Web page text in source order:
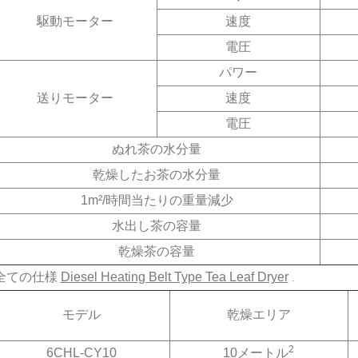
駆動モーター
速度
電圧
送りモーター
パワー
速度
電圧
ぬれ茶の水分量
乾燥したお茶の水分量
1m²/時間当たりの重量減少
水出し茶の容量
乾燥茶の容量
ての仕様 Diesel Heating Belt Type Tea Leaf Dryer .
モデル 乾燥エリア
6CHL-CY10 10メートル2